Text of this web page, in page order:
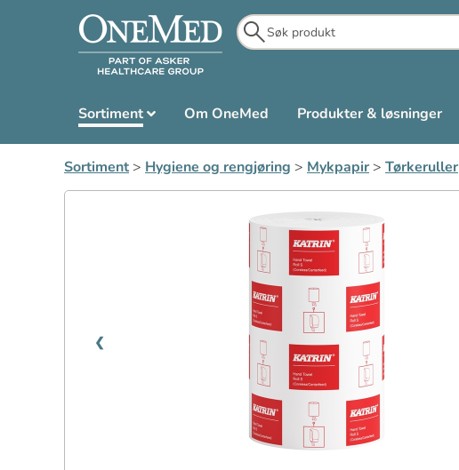
Sortiment Om OneMed Produkter & løsninger
Sortiment> Hygiene og rengjøring > Mykpapir> Tørkeruller